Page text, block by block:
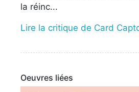
la réinc...
Lire la critique de Card
Oeuvres liées